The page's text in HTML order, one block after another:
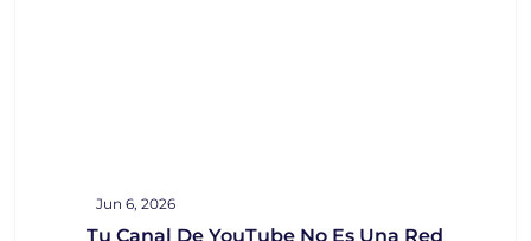
Jun 6, 2026
Tu Canal De YouTube No Es Una Red